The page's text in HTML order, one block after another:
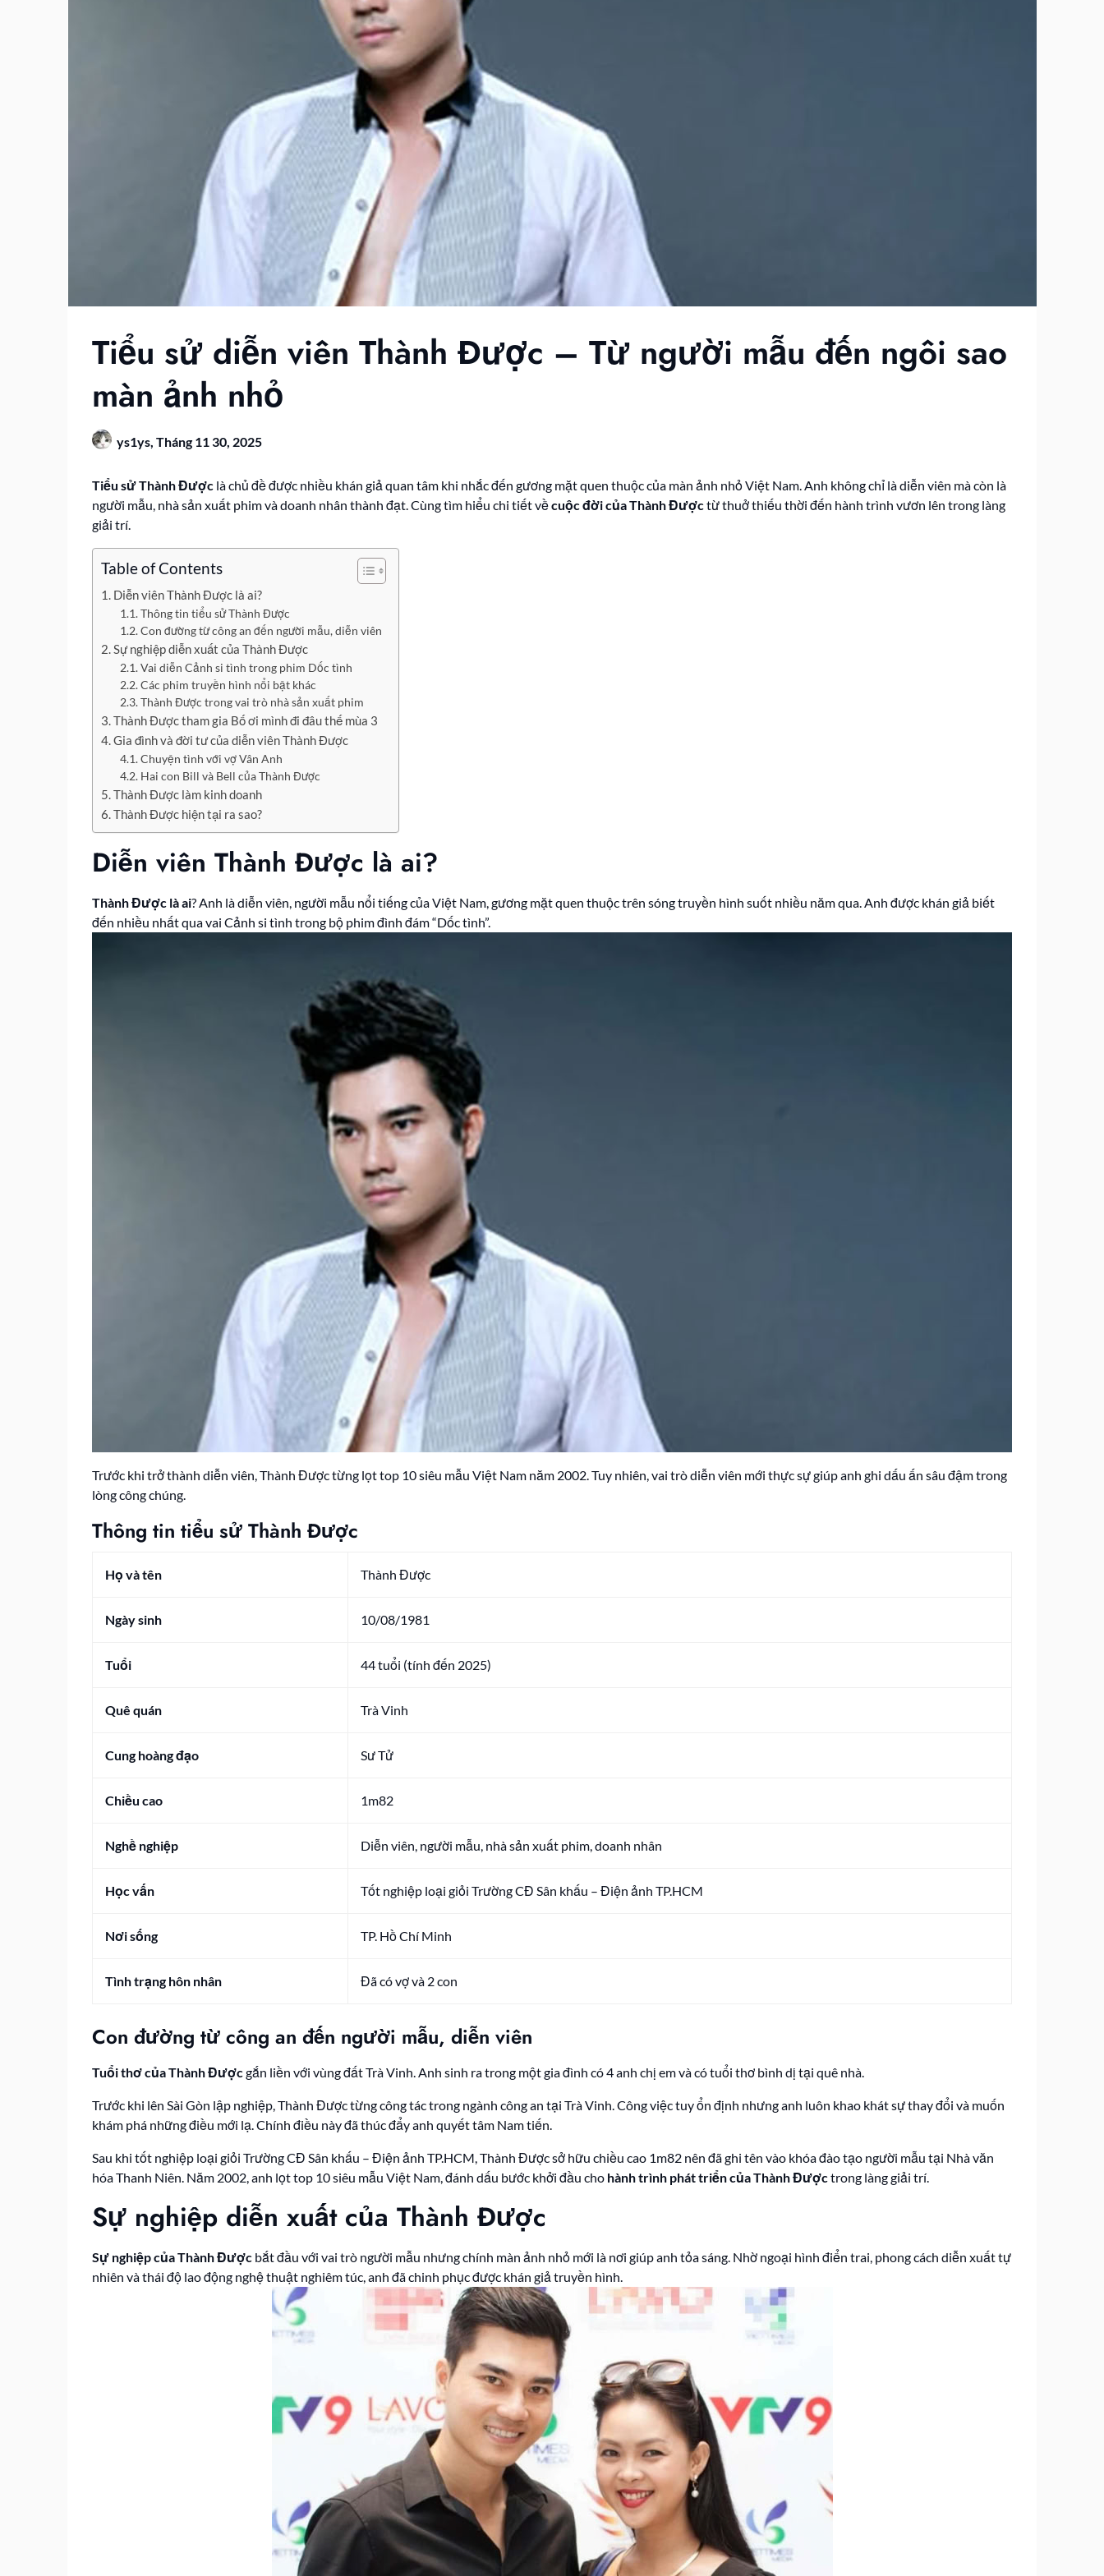
Tiểu sử diễn viên Thành Được – Từ người mẫu đến ngôi sao
màn ảnh nhỏ
ys1ys, Tháng 11 30, 2025
Tiểu sử Thành Được là chủ đề được nhiều khán giả quan tâm khi nhắc đến gương mặt quen thuộc của màn ảnh nhỏ Việt Nam. Anh không chỉ là diễn viên mà còn là
người mẫu, nhà sản xuất phim và doanh nhân thành đạt. Cùng tìm hiểu chi tiết vềcuộc đời của Thành Đượctừ thuở thiếu thời đến hành trình vươn lên trong làng
giải trí.
Table of Contents
Diễn viên Thành Được là ai?
Thông tin tiểu sử Thành Được
Con đường từ công an đến người mẫu, diễn viên
Sự nghiệp diễn xuất của Thành Được
Vai diễn Cảnh si tình trong phim Dốc tình
Các phim truyền hình nổi bật khác
Thành Được trong vai trò nhà sản xuất phim
Thành Được tham gia Bố ơi mình đi đâu thế mùa 3
Gia đình và đời tư của diễn viên Thành Được
Chuyện tình với vợ Vân Anh
Hai con Bill và Bell của Thành Được
Thành Được làm kinh doanh
Thành Được hiện tại ra sao?
Diễn viên Thành Được là ai?
Thành Được là ai? Anh là diễn viên, người mẫu nổi tiếng của Việt Nam, gương mặt quen thuộc trên sóng truyền hình suốt nhiều năm qua. Anh được khán giả biết
đến nhiều nhất qua vai Cảnh si tình trong bộ phim đình đám “Dốc tình”.
Trước khi trở thành diễn viên, Thành Được từng lọt top 10 siêu mẫu Việt Nam năm 2002. Tuy nhiên, vai trò diễn viên mới thực sự giúp anh ghi dấu ấn sâu đậm trong
lòng công chúng.
Thông tin tiểu sử Thành Được
Họ và tên Thành Được
Ngày sinh 10/08/1981
Tuổi 44 tuổi (tính đến 2025)
Quê quán Trà Vinh
Cung hoàng đạo Sư Tử
Chiều cao 1m82
Nghề nghiệp Diễn viên, người mẫu, nhà sản xuất phim, doanh nhân
Học vấn Tốt nghiệp loại giỏi Trường CĐ Sân khấu – Điện ảnh TP.HCM
Nơi sống TP. Hồ Chí Minh
Tình trạng hôn nhân Đã có vợ và 2 con
Con đường từ công an đến người mẫu, diễn viên
Tuổi thơ của Thành Đượcgắn liền với vùng đất Trà Vinh. Anh sinh ra trong một gia đình có 4 anh chị em và có tuổi thơ bình dị tại quê nhà.
Trước khi lên Sài Gòn lập nghiệp, Thành Được từng công tác trong ngành công an tại Trà Vinh. Công việc tuy ổn định nhưng anh luôn khao khát sự thay đổi và muốn
khám phá những điều mới lạ. Chính điều này đã thúc đẩy anh quyết tâm Nam tiến.
Sau khi tốt nghiệp loại giỏi Trường CĐ Sân khấu – Điện ảnh TP.HCM, Thành Được sở hữu chiều cao 1m82 nên đã ghi tên vào khóa đào tạo người mẫu tại Nhà văn
hóa Thanh Niên. Năm 2002, anh lọt top 10 siêu mẫu Việt Nam, đánh dấu bước khởi đầu cho hành trình phát triển của Thành Đượctrong làng giải trí.
Sự nghiệp diễn xuất của Thành Được
Sự nghiệp của Thành Được bắt đầu với vai trò người mẫu nhưng chính màn ảnh nhỏ mới là nơi giúp anh tỏa sáng. Nhờ ngoại hình điển trai, phong cách diễn xuất tự
nhiên và thái độ lao động nghệ thuật nghiêm túc, anh đã chinh phục được khán giả truyền hình.